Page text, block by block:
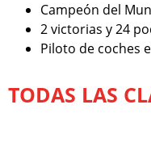
Campeón del
2 victorias y 24
Piloto de coches
TODAS LAS